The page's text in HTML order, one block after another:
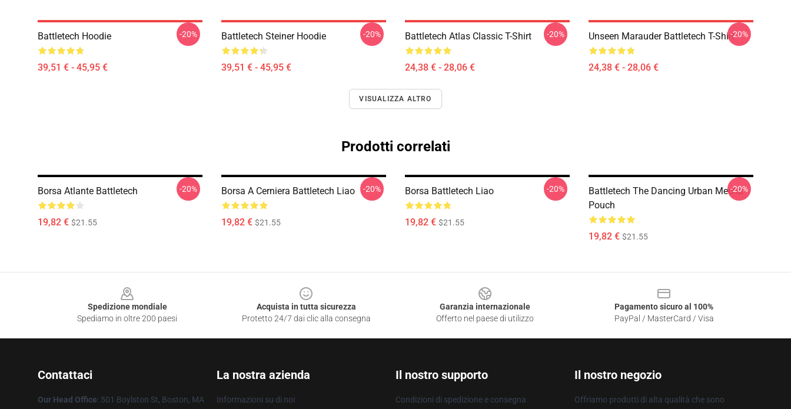
Battletech Hoodie
39,51 € - 45,95 €
-20% Battletech Steiner Hoodie
39,51 € - 45,95 €
-20% Battletech Atlas Classic T-Shirt
24,38 € - 28,06 €
-20% Unseen Marauder Battletech T-Shirt
24,38 € - 28,06 €
-20%
VISUALIZZA ALTRO
Prodotti correlati
Borsa Atlante Battletech
19,82 € $21.55
-20% Borsa A Cerniera Battletech Liao
19,82 € $21.55
-20% Borsa Battletech Liao
19,82 € $21.55
-20%
Battletech The Dancing Urban Mecha
Pouch
19,82 € $21.55
-20%
Spedizione mondiale
Spediamo in oltre 200 paesi
Acquista in tutta sicurezza
Protetto 24/7 dai clic alla consegna
Garanzia internazionale
Offerto nel paese di utilizzo
Pagamento sicuro al 100%
PayPal / MasterCard / Visa
Contattaci
Our Head Office: 501 Boylston St, Boston, MA
La nostra azienda
Informazioni su di noi
Il nostro supporto
Condizioni di spedizione e consegna
Il nostro negozio
Offriamo prodotti di alta qualità che sono